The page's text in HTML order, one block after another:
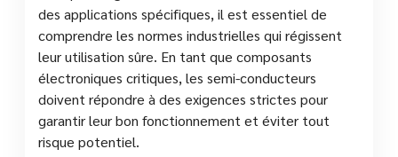
des applications spécifiques, il est essentiel de
comprendre les normes industrielles qui régissent
leur utilisation sûre. En tant que composants
électroniques critiques, les semi-conducteurs
doivent répondre à des exigences strictes pour
garantir leur bon fonctionnement et éviter tout
risque potentiel.